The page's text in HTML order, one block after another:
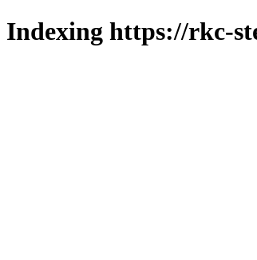
Indexing https://rkc-